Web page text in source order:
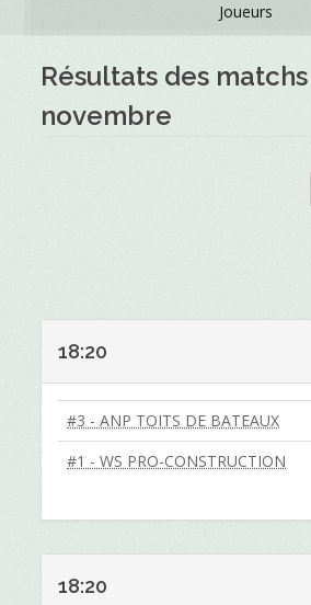
Joueurs
Résultats des
novembre
18:20
#3 - ANP TOITS DE BATEAUX
#1 - WS PRO-CONSTRUCTION
18:20